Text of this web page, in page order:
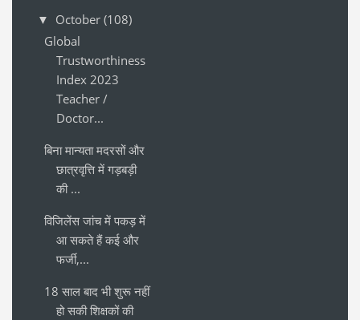
▼ October (108)
Global
Trustworthiness
Index 2023
Teacher /
Doctor...
बिना मान्यता मदरसों और
छात्रवृत्ति में गड़बड़ी
की ...
विजिलेंस जांच में पकड़ में
आ सकते हैं कई और
फर्जी,...
18 साल बाद भी शुरू नहीं
हो सकी शिक्षकों की